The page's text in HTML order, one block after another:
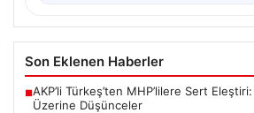
Son Eklenen Haberler
■AKP’li Türkeş’ten MHP’lilere Sert
Üzerine Düşünceler